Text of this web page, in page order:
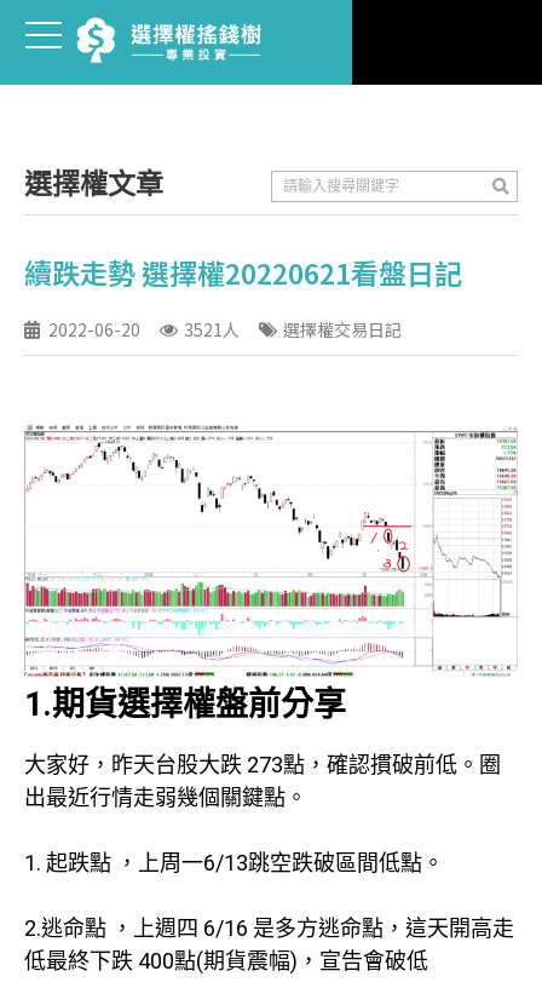
選擇權文章
續跌走勢 選擇權20220621看盤日記
2022-06-20 3521人 選擇權交易日記
1.期貨選擇權盤前分享
大家好，昨天台股大跌 273點，確認摜破前低。圈
出最近行情走弱幾個關鍵點。
1. 起跌點 ，上周一6/13跳空跌破區間低點。
2.逃命點 ，上週四 6/16 是多方逃命點，這天開高走
低最終下跌 400點(期貨震幅)，宣告會破低